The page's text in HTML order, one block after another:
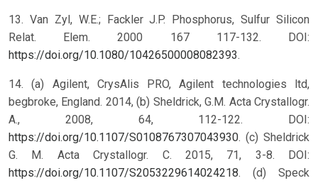
13. Van Zyl, W.E.; Fackler J.P. Phosphorus, Sulfur Silicon
Relat. Elem. 2000 167 117-132. DOI:
https://doi.org/10.1080/10426500008082393.
14. (a) Agilent, CrysAlis PRO, Agilent technologies ltd,
begbroke, England. 2014, (b) Sheldrick, G.M. Acta Crystallogr.
A., 2008, 64, 112-122. DOI:
https://doi.org/10.1107/S0108767307043930. (c) Sheldrick
G. M. Acta Crystallogr. C. 2015, 71, 3-8. DOI:
https://doi.org/10.1107/S2053229614024218. (d) Speck